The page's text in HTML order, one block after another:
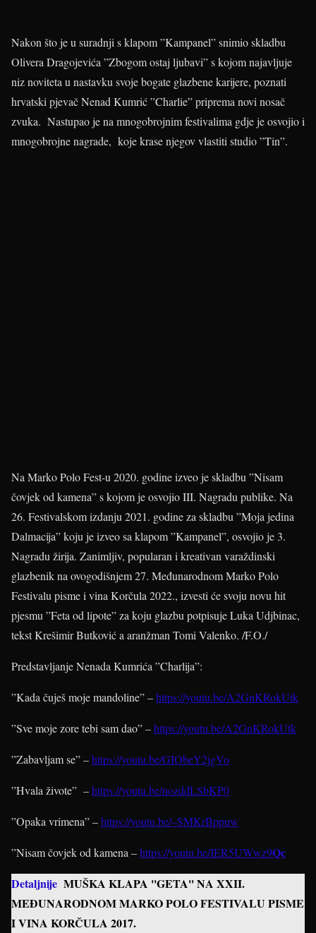
Nakon što je u suradnji s klapom ”Kampanel” snimio skladbu
Olivera Dragojevića ”Zbogom ostaj ljubavi” s kojom najavljuje
niz noviteta u nastavku svoje bogate glazbene karijere, poznati
hrvatski pjevač Nenad Kumrić ”Charlie” priprema novi nosač
zvuka. Nastupao je na mnogobrojnim festivalima gdje je osvojio i
mnogobrojne nagrade, koje krase njegov vlastiti studio ”Tin”.
Na Marko Polo Fest-u 2020. godine izveo je skladbu ”Nisam
čovjek od kamena” s kojom je osvojio III. Nagradu publike. Na
26. Festivalskom izdanju 2021. godine za skladbu ”Moja jedina
Dalmacija” koju je izveo sa klapom ”Kampanel”, osvojio je 3.
Nagradu žirija. Zanimljiv, popularan i kreativan varaždinski
glazbenik na ovogodišnjem 27. Međunarodnom Marko Polo
Festivalu pisme i vina Korčula 2022., izvesti će svoju novu hit
pjesmu ”Feta od lipote” za koju glazbu potpisuje Luka Udjbinac,
tekst Krešimir Butković a aranžman Tomi Valenko. /F.O./
Predstavljanje Nenada Kumrića ”Charlija”:
”Kada čuješ moje mandoline” –https://youtu.be/A2GnKRokUtk
”Sve moje zore tebi sam dao” –https://youtu.be/A2GnKRokUtk
”Zabavljam se” –https://youtu.be/GIObeY2jgVo
”Hvala živote” –https://youtu.be/nozddLSbKP0
”Opaka vrimena” –https://youtu.be/–SMKrBppuw
”Nisam čovjek od kamena –https://youtu.be/IER5UWwz9Qc
Detaljnije MUŠKA KLAPA ''GETA'' NA XXII.
MEĐUNARODNOM MARKO POLO FESTIVALU PISME
I VINA KORČULA 2017.